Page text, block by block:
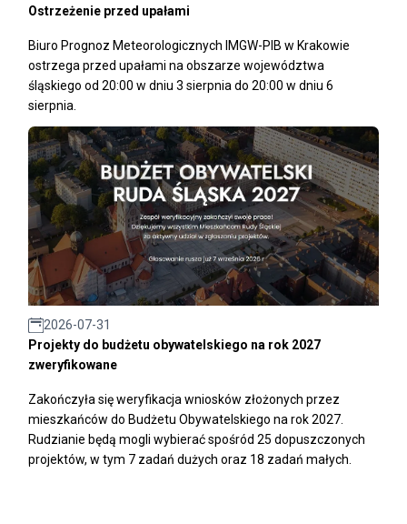
Ostrzeżenie przed upałami
Biuro Prognoz Meteorologicznych IMGW-PIB w Krakowie
ostrzega przed upałami na obszarze województwa
śląskiego od 20:00 w dniu 3 sierpnia do 20:00 w dniu 6
sierpnia.
2026-07-31
Projekty do budżetu obywatelskiego na rok 2027
zweryfikowane
Zakończyła się weryfikacja wniosków złożonych przez
mieszkańców do Budżetu Obywatelskiego na rok 2027.
Rudzianie będą mogli wybierać spośród 25 dopuszczonych
projektów, w tym 7 zadań dużych oraz 18 zadań małych.